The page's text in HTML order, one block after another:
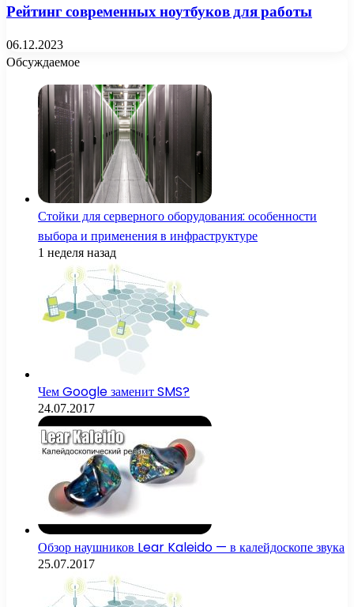
Рейтинг современных ноутбуков для работы
06.12.2023
Обсуждаемое
Стойки для серверного оборудования: особенности
выбора и применения в инфраструктуре
1 неделя назад
Чем Google заменит SMS?
24.07.2017
Обзор наушников Lear Kaleido — в калейдоскопе звука
25.07.2017